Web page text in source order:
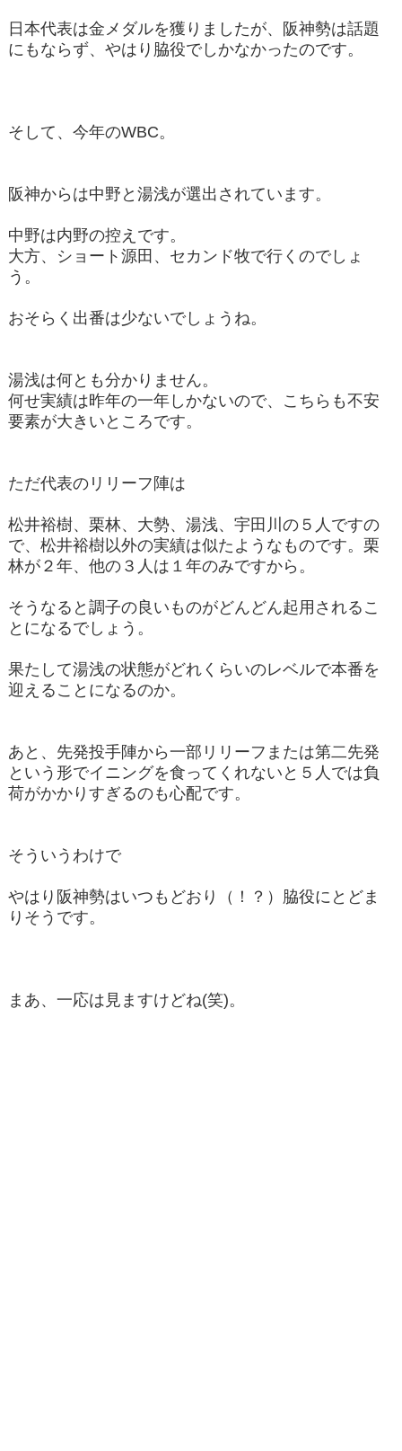
日本代表は金メダルを獲りましたが、阪神勢は話題
にもならず、やはり脇役でしかなかったのです。
そして、今年のWBC。
阪神からは中野と湯浅が選出されています。
中野は内野の控えです。
大方、ショート源田、セカンド牧で行くのでしょ
う。
おそらく出番は少ないでしょうね。
湯浅は何とも分かりません。
何せ実績は昨年の一年しかないので、こちらも不安
要素が大きいところです。
ただ代表のリリーフ陣は
松井裕樹、栗林、大勢、湯浅、宇田川の５人ですの
で、松井裕樹以外の実績は似たようなものです。栗
林が２年、他の３人は１年のみですから。
そうなると調子の良いものがどんどん起用されるこ
とになるでしょう。
果たして湯浅の状態がどれくらいのレベルで本番を
迎えることになるのか。
あと、先発投手陣から一部リリーフまたは第二先発
という形でイニングを食ってくれないと５人では負
荷がかかりすぎるのも心配です。
そういうわけで
やはり阪神勢はいつもどおり（！？）脇役にとどま
りそうです。
まあ、一応は見ますけどね(笑)。